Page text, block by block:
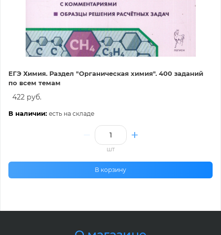
ЕГЭ Химия. Раздел "Органическая химия". 400 заданий
по всем темам
422 руб.
В наличии: есть на складе
шт
В корзину